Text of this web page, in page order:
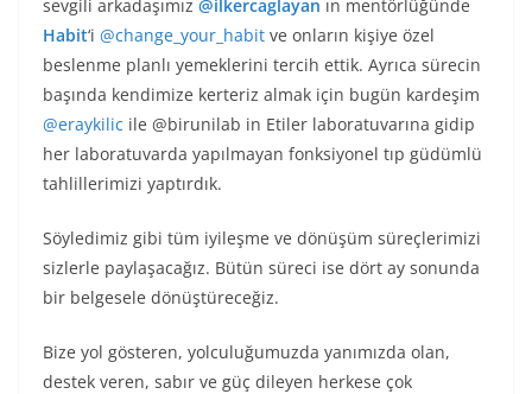
sevgili arkadaşımız @ilkercaglayan ın mentörlüğünde
Habit‘i @change_your_habit ve onların kişiye özel
beslenme planlı yemeklerini tercih ettik. Ayrıca sürecin
başında kendimize kerteriz almak için bugün kardeşim
@eraykilic ile @birunilab in Etiler laboratuvarına gidip
her laboratuvarda yapılmayan fonksiyonel tıp güdümlü
tahlillerimizi yaptırdık.
Söyledimiz gibi tüm iyileşme ve dönüşüm süreçlerimizi
sizlerle paylaşacağız. Bütün süreci ise dört ay sonunda
bir belgesele dönüştüreceğiz.
Bize yol gösteren, yolculuğumuzda yanımızda olan,
destek veren, sabır ve güç dileyen herkese çok